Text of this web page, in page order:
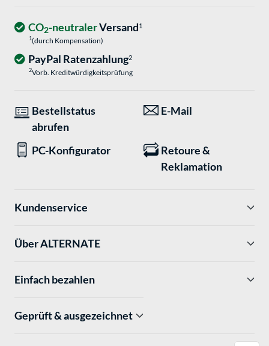
CO2-neutralerVersand1
1(durch Kompensation)
PayPal Ratenzahlung2
2Vorb. Kreditwürdigkeitsprüfung
Bestellstatus
abrufen
E-Mail
PC-Konfigurator
Retoure &
Reklamation
Kundenservice
Über ALTERNATE
Einfach bezahlen
Geprüft & ausgezeichnet